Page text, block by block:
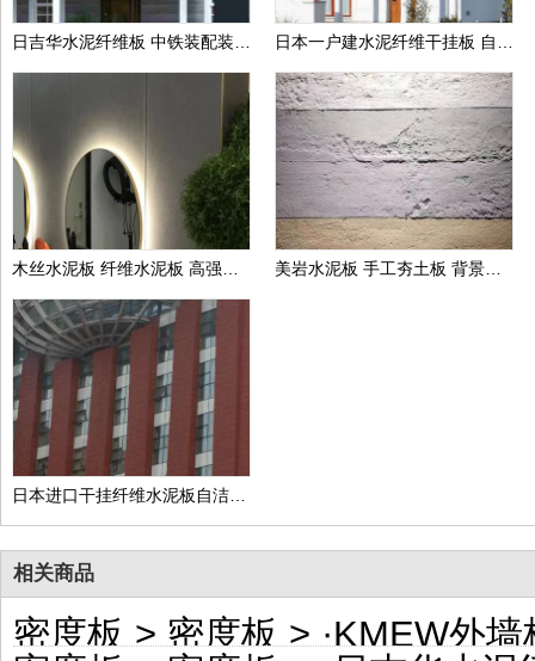
相关商品
密度板>密度板> ·KMEW外墙板 松